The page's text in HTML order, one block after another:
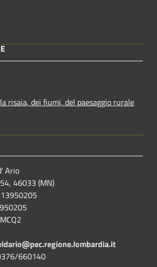
risaia, dei fiumi, del paesaggio rurale
Ario
46033 (MN)
660140